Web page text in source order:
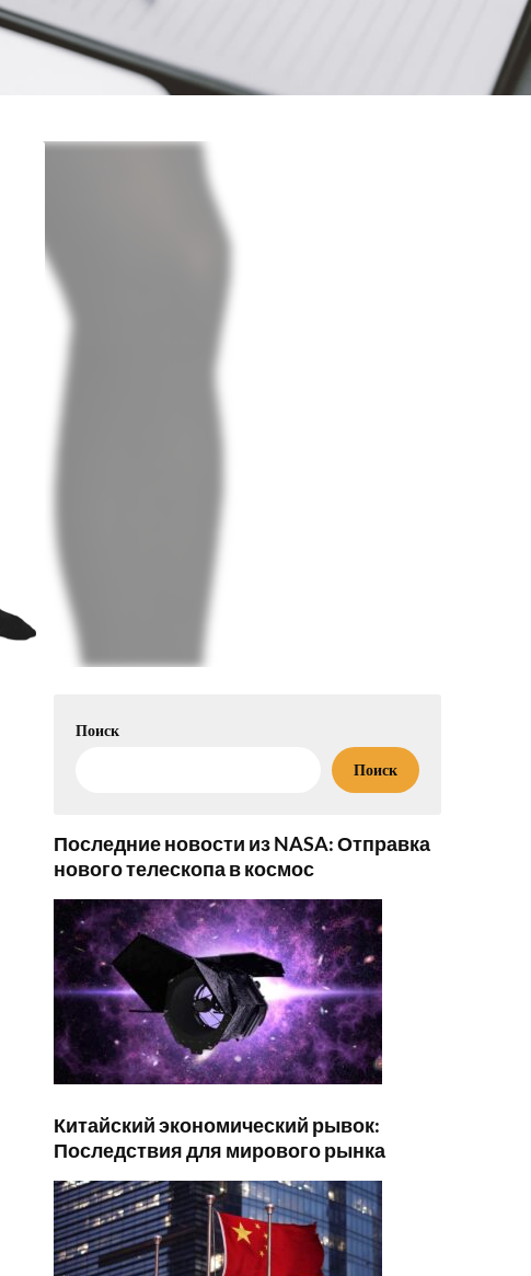
Поиск
Поиск
Последние новости из NASA: Отправка
нового телескопа в космос
Китайский экономический рывок:
Последствия для мирового рынка